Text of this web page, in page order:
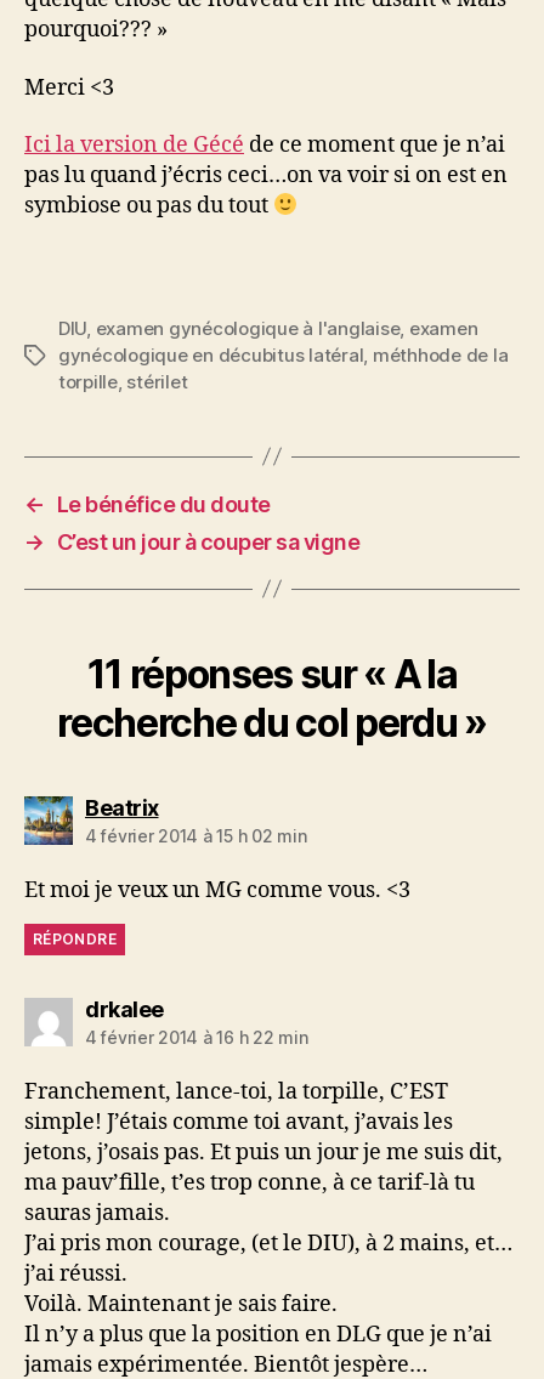
pourquoi??? »
Merci <3
Ici la version de Gécé de ce moment que je n’ai
pas lu quand j’écris ceci…on va voir si on est en
symbiose ou pas du tout
Étiquettes
DIU examen gynécologique à l'anglaise, examen
gynécologique en décubitus latéral méthhode de la
torpille, stérilet
←
Le bénéfice du doute
→
C’est un jour à couper sa vigne
11 réponses sur « A la
recherche du col perdu »
Beatrixdit :
4 février 2014 à 15 h 02 min
Et moi je veux un MG comme vous. <3
RÉPONDRE
drkaleedit :
4 février 2014 à 16 h 22 min
Franchement, lance-toi, la torpille, C’EST
simple! J’étais comme toi avant, j’avais les
jetons, j’osais pas. Et puis un jour je me suis dit,
ma pauv’fille, t’es trop conne, à ce tarif-là tu
sauras jamais.
J’ai pris mon courage, (et le DIU), à 2 mains, et…
j’ai réussi.
Voilà. Maintenant je sais faire.
Il n’y a plus que la position en DLG que je n’ai
jamais expérimentée. Bientôt jespère…